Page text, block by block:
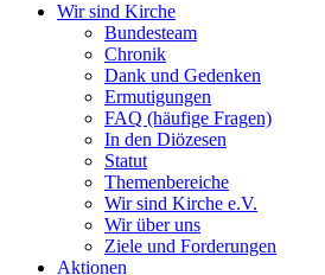
Wir sind Kirche
Bundesteam
Chronik
Dank und Gedenken
Ermutigungen
FAQ (häufige Fragen)
In den Diözesen
Statut
Themenbereiche
Wir sind Kirche e.V.
Wir über uns
Ziele und Forderungen
Aktionen